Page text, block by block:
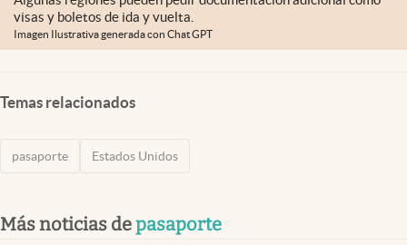
visas y boletos de ida y vuelta.
Imagen Ilustrativa generada con Chat GPT
Temas relacionados
pasaporte Estados Unidos
Más noticias depasaporte